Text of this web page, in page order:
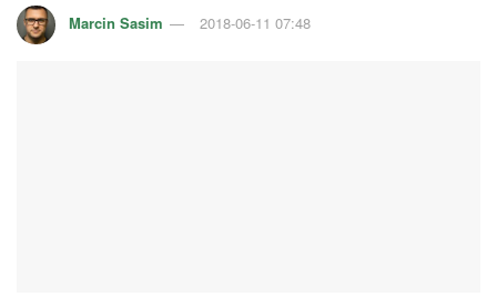
Marcin Sasim 2018-06-11 07:48